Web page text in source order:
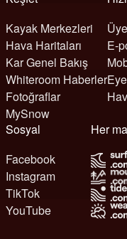
Kayak Merkezleri
Hava Haritaları
Kar Genel Bakış
Whiteroom Haberler
Fotoğraflar
MySnow
E-
Sosyal
Facebook
Instagram
TikTok
YouTube
Her